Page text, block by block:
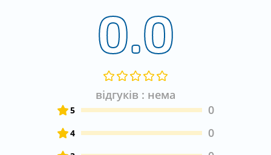
0.0
відгуків : нема
5 0
4 0